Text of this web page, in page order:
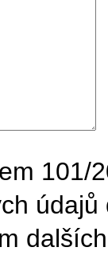
101/